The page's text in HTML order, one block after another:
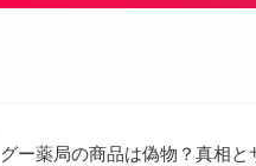
グー薬局の商品は偽物？真相